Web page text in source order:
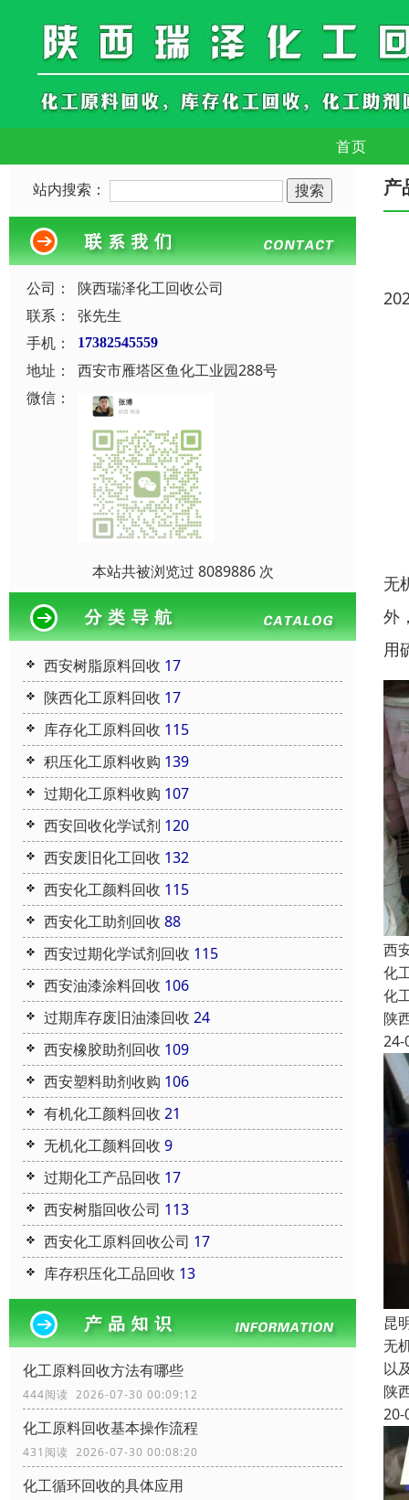
首页
站内搜索：
公司：
陕西瑞泽化工回收公司
联系：
张先生
手机：
17382545559
地址：
西安市雁塔区鱼化工业园288号
微信：
本站共被浏览过 8089886 次
西安树脂原料回收 17
陕西化工原料回收 17
库存化工原料回收 115
积压化工原料收购 139
过期化工原料收购 107
西安回收化学试剂 120
西安废旧化工回收 132
西安化工颜料回收 115
西安化工助剂回收 88
西安过期化学试剂回收 115
西安油漆涂料回收 106
过期库存废旧油漆回收 24
西安橡胶助剂回收 109
西安塑料助剂收购 106
有机化工颜料回收 21
无机化工颜料回收 9
过期化工产品回收 17
西安树脂回收公司 113
西安化工原料回收公司 17
库存积压化工品回收 13
化工原料回收方法有哪些
444阅读 2026-07-30 00:09:12
化工原料回收基本操作流程
431阅读 2026-07-30 00:08:20
化工循环回收的具体应用
产
无
外
用
西
化
化
陕
24-
昆
无
以
陕
20-